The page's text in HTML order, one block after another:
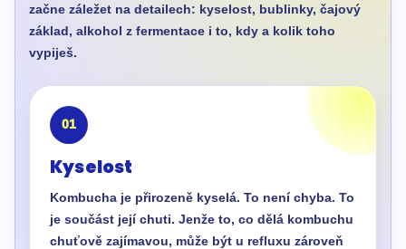
začne záležet na detailech: kyselost, bublinky, čajový
základ, alkohol z fermentace i to, kdy a kolik toho
vypiješ.
01
Kyselost
Kombucha je přirozeně kyselá. To není chyba. To
je součást její chuti. Jenže to, co dělá kombuchu
chuťově zajímavou, může být u refluxu zároveň